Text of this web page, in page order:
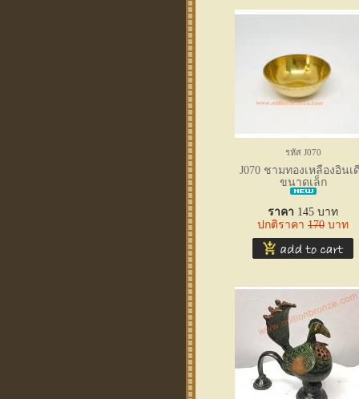
รหัส J070
J070 ชามทองเหลืองอินเ
ขนาดเล็ก
ราคา 145 บาท
ปกติราคา 170 บาท